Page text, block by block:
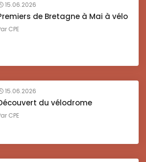
15.06.2026
de Bretagne à Mai à vélo
CPE
15.06.2026
du vélodrome
CPE